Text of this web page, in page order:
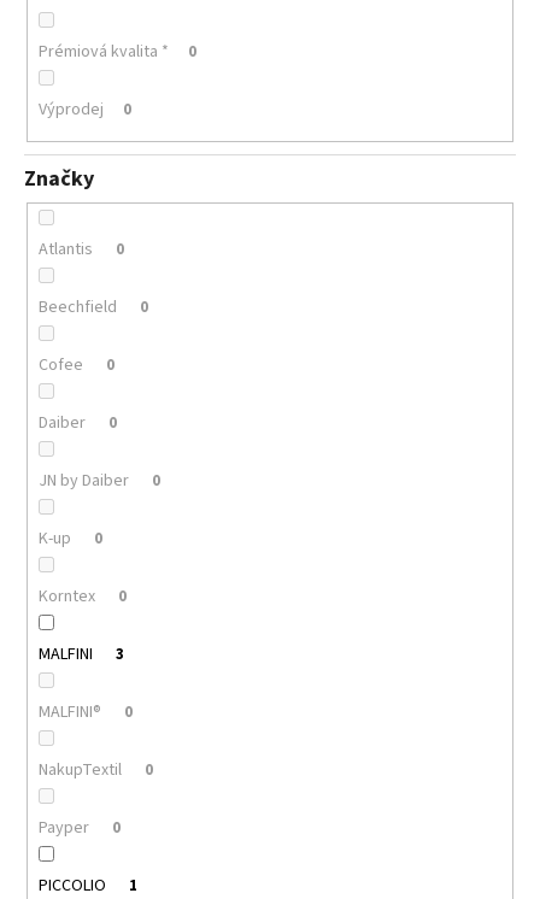
Prémiová kvalita * 0
Výprodej 0
Značky
Atlantis 0
Beechfield 0
Cofee 0
Daiber 0
JN by Daiber 0
K-up 0
Korntex 0
MALFINI 3
MALFINI® 0
NakupTextil 0
Payper 0
PICCOLIO 1